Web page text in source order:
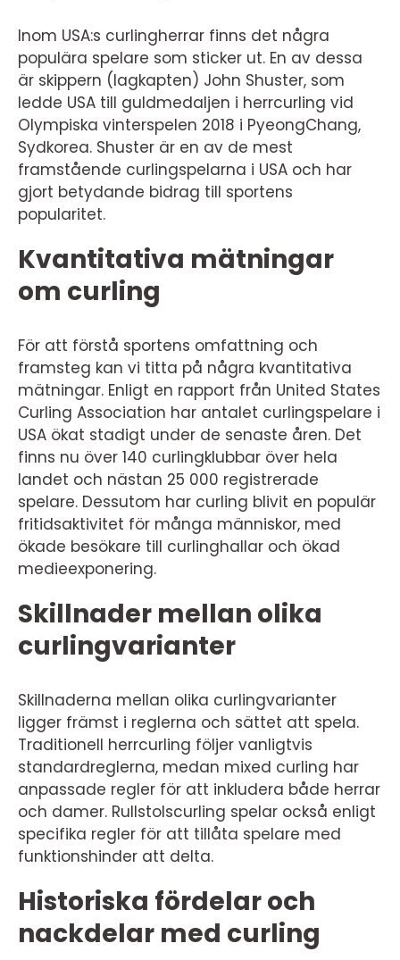
Inom USA:s curlingherrar finns det några
populära spelare som sticker ut. En av dessa
är skippern (lagkapten) John Shuster, som
ledde USA till guldmedaljen i herrcurling vid
Olympiska vinterspelen 2018 i PyeongChang,
Sydkorea. Shuster är en av de mest
framstående curlingspelarna i USA och har
gjort betydande bidrag till sportens
popularitet.
Kvantitativa mätningar
om curling
För att förstå sportens omfattning och
framsteg kan vi titta på några kvantitativa
mätningar. Enligt en rapport från United States
Curling Association har antalet curlingspelare i
USA ökat stadigt under de senaste åren. Det
finns nu över 140 curlingklubbar över hela
landet och nästan 25 000 registrerade
spelare. Dessutom har curling blivit en populär
fritidsaktivitet för många människor, med
ökade besökare till curlinghallar och ökad
medieexponering.
Skillnader mellan olika
curlingvarianter
Skillnaderna mellan olika curlingvarianter
ligger främst i reglerna och sättet att spela.
Traditionell herrcurling följer vanligtvis
standardreglerna, medan mixed curling har
anpassade regler för att inkludera både herrar
och damer. Rullstolscurling spelar också enligt
specifika regler för att tillåta spelare med
funktionshinder att delta.
Historiska fördelar och
nackdelar med curling